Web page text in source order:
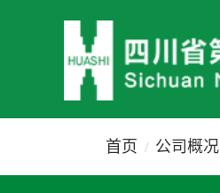
首页 / 公司概况